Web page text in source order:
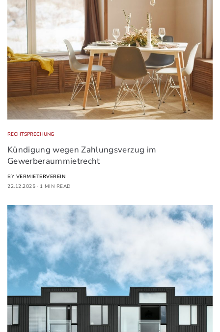
RECHTSPRECHUNG
Kündigung wegen Zahlungsverzug im
Gewerberaummietrecht
BY VERMIETERVEREIN
22.12.2025
1 MIN READ